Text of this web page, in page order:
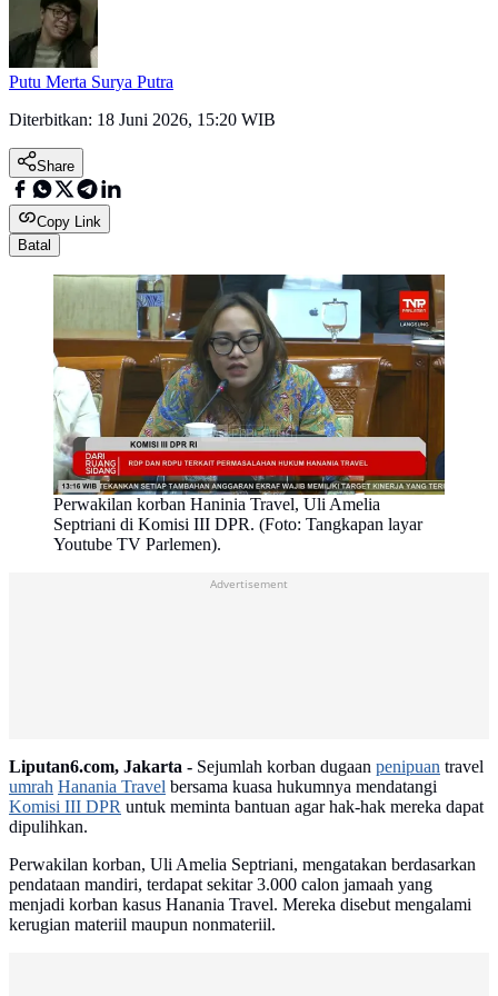
Putu Merta Surya Putra
Diterbitkan: 18 Juni 2026, 15:20 WIB
Share
Copy Link
Batal
Perwakilan korban Haninia Travel, Uli Amelia
Septriani di Komisi III DPR. (Foto: Tangkapan layar
Youtube TV Parlemen).
Advertisement
Liputan6.com, Jakarta - Sejumlah korban dugaan penipuan travel
umrah Hanania Travel bersama kuasa hukumnya mendatangi
Komisi III DPR untuk meminta bantuan agar hak-hak mereka dapat
dipulihkan.
Perwakilan korban, Uli Amelia Septriani, mengatakan berdasarkan
pendataan mandiri, terdapat sekitar 3.000 calon jamaah yang
menjadi korban kasus Hanania Travel. Mereka disebut mengalami
kerugian materiil maupun nonmateriil.